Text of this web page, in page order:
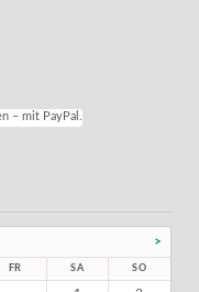
>
FR SA SO